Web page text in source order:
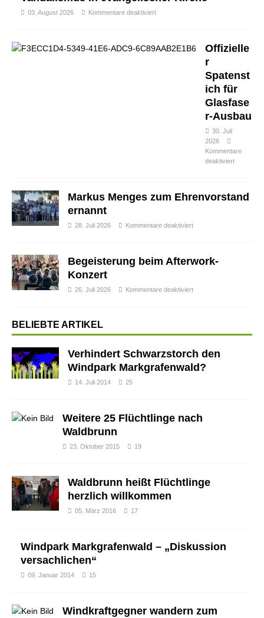
03. August 2026 Kommentare deaktiviert
Offizielle
r
Spatenst
ich für
Glasfase
r-Ausbau
30. Juli
2026
Kommentare
deaktiviert
Markus Menges zum Ehrenvorstand
ernannt
28. Juli 2026 Kommentare deaktiviert
Begeisterung beim Afterwork-
Konzert
26. Juli 2026 Kommentare deaktiviert
BELIEBTE ARTIKEL
Verhindert Schwarzstorch den
Windpark Markgrafenwald?
14. Juli 2014 25
Weitere 25 Flüchtlinge nach
Waldbrunn
23. Oktober 2015 19
Waldbrunn heißt Flüchtlinge
herzlich willkommen
05. März 2016 17
Windpark Markgrafenwald – „Diskussion
versachlichen“
09. Januar 2014 15
Windkraftgegner wandern zum